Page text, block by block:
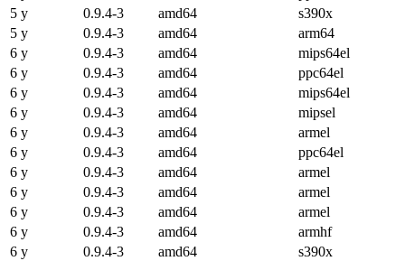
5 y
0.9.4-3 amd64
s390x
5 y
0.9.4-3 amd64
arm64
6 y
0.9.4-3 amd64
mips64el
6 y
0.9.4-3 amd64
ppc64el
6 y
0.9.4-3 amd64
mips64el
6 y
0.9.4-3 amd64
mipsel
6 y
0.9.4-3 amd64
armel
6 y
0.9.4-3 amd64
ppc64el
6 y
0.9.4-3 amd64
armel
6 y
0.9.4-3 amd64
armel
6 y
0.9.4-3 amd64
armel
6 y
0.9.4-3 amd64
armhf
6 y
0.9.4-3 amd64
s390x